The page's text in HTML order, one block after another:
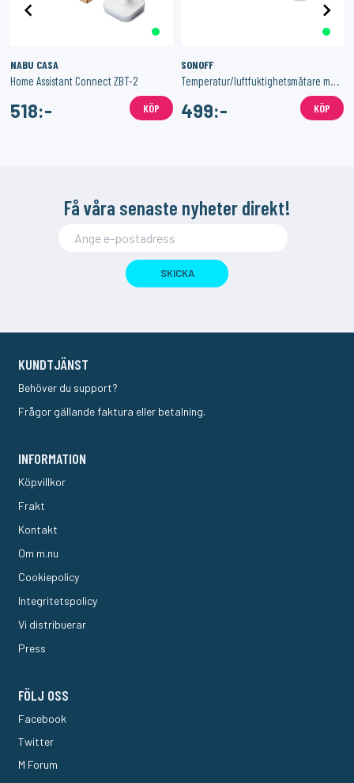
NABU CASA
Home Assistant Connect ZBT-2
518:- KÖP
SONOFF
Temperatur/luftfuktighetsmätare med Zigbee 3-Pack
499:- KÖP
Få våra senaste nyheter direkt!
SKICKA
KUNDTJÄNST
Behöver du support?
Frågor gällande faktura eller betalning.
INFORMATION
Köpvillkor
Frakt
Kontakt
Om m.nu
Cookiepolicy
Integritetspolicy
Vi distribuerar
Press
FÖLJ OSS
Facebook
Twitter
M Forum